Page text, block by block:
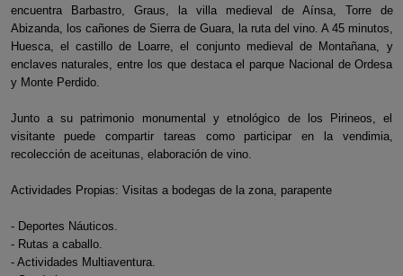
encuentra Barbastro, Graus, la villa medieval de Aínsa, Torre de
Abizanda, los cañones de Sierra de Guara, la ruta del vino. A 45 minutos,
Huesca, el castillo de Loarre, el conjunto medieval de Montañana, y
enclaves naturales, entre los que destaca el parque Nacional de Ordesa
y Monte Perdido.
Junto a su patrimonio monumental y etnológico de los Pirineos, el
visitante puede compartir tareas como participar en la vendimia,
recolección de aceitunas, elaboración de vino.
Actividades Propias: Visitas a bodegas de la zona, parapente
- Deportes Náuticos.
- Rutas a caballo.
- Actividades Multiaventura.